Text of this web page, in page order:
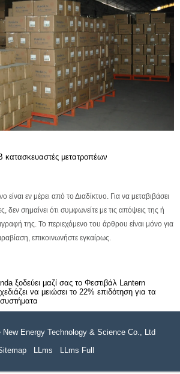
μετατροπέων
εν μέρει από το Διαδίκτυο. Για να μεταβιβάσει
δεν σημαίνει ότι συμφωνείτε με τις απόψεις της ή
της. Το περιεχόμενο του άρθρου είναι μόνο για
επικοινωνήστε εγκαίρως.
ξοδεύει μαζί σας το Φεστιβάλ Lantern
να μειώσει το 22% επιδότηση για τα
New Energy Technology & Science Co., Ltd
LLms LLms Full